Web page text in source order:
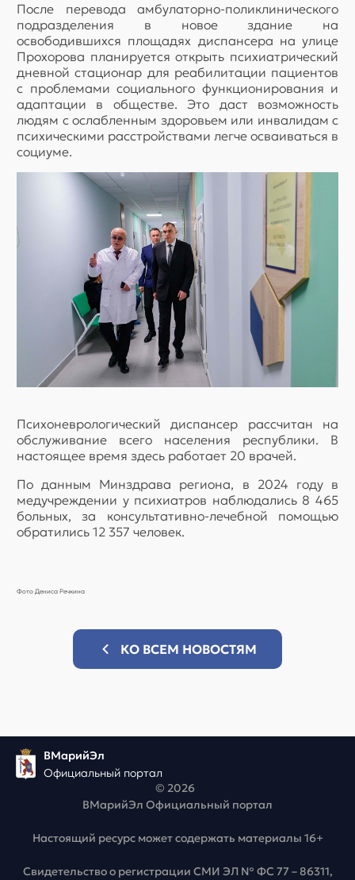
После перевода амбулаторно-поликлинического
подразделения в новое здание на
освободившихся площадях диспансера на улице
Прохорова планируется открыть психиатрический
дневной стационар для реабилитации пациентов
с проблемами социального функционирования и
адаптации в обществе. Это даст возможность
людям с ослабленным здоровьем или инвалидам с
психическими расстройствами легче осваиваться в
социуме.
Психоневрологический диспансер рассчитан на
обслуживание всего населения республики. В
настоящее время здесь работает 20 врачей.
По данным Минздрава региона, в 2024 году в
медучреждении у психиатров наблюдались 8 465
больных, за консультативно-лечебной помощью
обратились 12 357 человек.
Фото Дениса Речкина
КО ВСЕМ НОВОСТЯМ
ВМарийЭл
Официальный портал
© 2026
ВМарийЭл Официальный портал
Настоящий ресурс может содержать материалы 16+
Свидетельство о регистрации СМИ ЭЛ № ФС 77 – 86311,